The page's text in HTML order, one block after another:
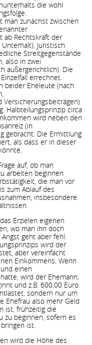
die wohl
zunächst zwischen
ab Rechtskraft der
Juristisch
Streitgegenstände
also in zwei
außergerichtlich). Die
errechnet.
beider Eheleute (nach
Versicherungsbeiträgen)
Halbteilungsprinzip circa
wird neben den
(in
gebracht. Die Ermittlung
als dass er in dieser
auf, ob man
arbeiten beginnen
die man vor
zum Ablauf des
insbesondere
Erzielen eigenen
wo man ihn doch
geht aber fehl.
wird der
aber vereinfacht
Einkommens. Wenn
einen
wird der Ehemann,
und z.B. 600,00 Euro
sondern nur um
Ehefrau also mehr Geld
ist, frühzeitig die
zu beginnen, sofern es
ist.
wird die Höhe des